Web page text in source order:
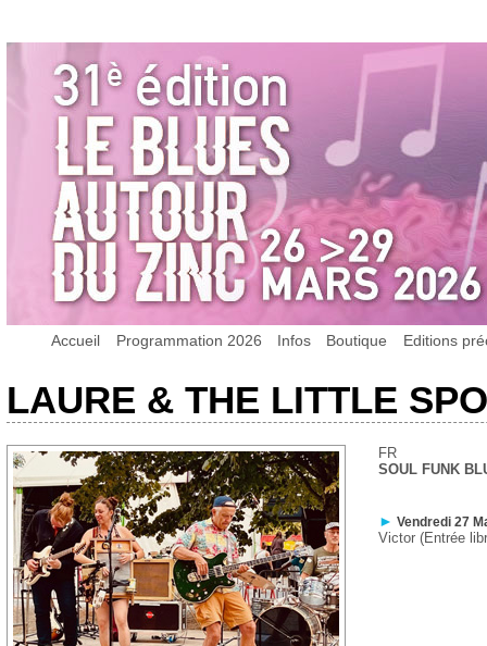
Accueil Programmation 2026 Infos Boutique Editions
LAURE & THE LITTLE
FR
SOUL FUNK
► Vendredi 27
Victor (Entrée